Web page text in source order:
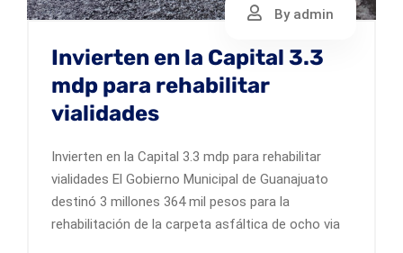
By admin
Invierten en la Capital 3.3
mdp para rehabilitar
vialidades
Invierten en la Capital 3.3 mdp para rehabilitar
vialidades El Gobierno Municipal de Guanajuato
destinó 3 millones 364 mil pesos para la
rehabilitación de la carpeta asfáltica de ocho via